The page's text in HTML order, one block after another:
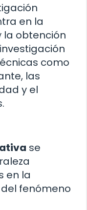
en la
la obtención
como
las
y el
se
en la
fenómeno